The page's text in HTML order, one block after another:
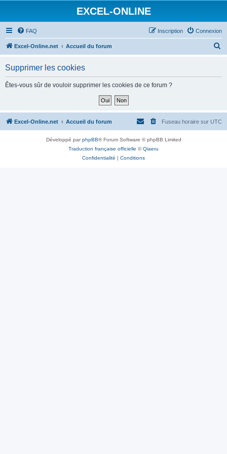
EXCEL-ONLINE
FAQ Connexion
Inscription
Excel-Online.net Accueil du forum
h
Supprimer les cookies
Êtes-vous sûr de vouloir supprimer les cookies de ce forum ?
Excel-Online.net Accueil du forum Fuseau horaire sur UTC
Développé parphpBB® Forum Software © phpBB Limited
Traduction française officielle ©Qiaeru
Confidentialité | Conditions